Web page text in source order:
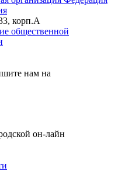
корп.А
общественной
нам на
он-лайн